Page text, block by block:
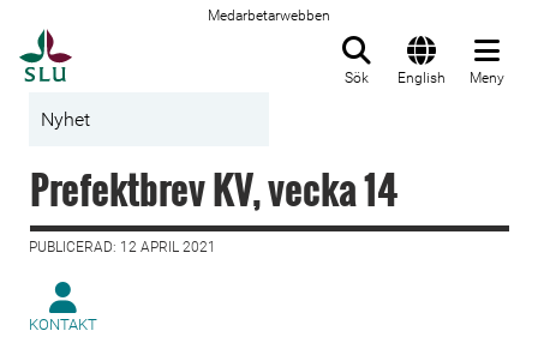
Medarbetarwebben
Sök English Meny
Nyhet
Prefektbrev KV, vecka 14
PUBLICERAD: 12 APRIL 2021
KONTAKT